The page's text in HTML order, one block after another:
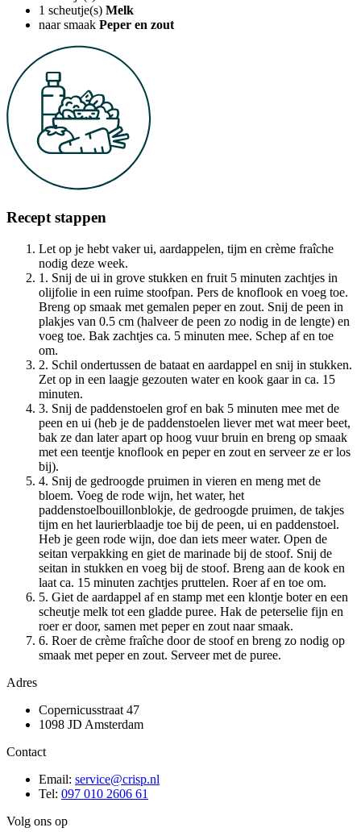
1 scheutje(s) Melk
naar smaak Peper en zout
Recept stappen
Let op je hebt vaker ui, aardappelen, tijm en crème fraîche
nodig deze week.
1. Snij de ui in grove stukken en fruit 5 minuten zachtjes in
olijfolie in een ruime stoofpan. Pers de knoflook en voeg toe.
Breng op smaak met gemalen peper en zout. Snij de peen in
plakjes van 0.5 cm (halveer de peen zo nodig in de lengte) en
voeg toe. Bak zachtjes ca. 5 minuten mee. Schep af en toe
om.
2. Schil ondertussen de bataat en aardappel en snij in stukken.
Zet op in een laagje gezouten water en kook gaar in ca. 15
minuten.
3. Snij de paddenstoelen grof en bak 5 minuten mee met de
peen en ui (heb je de paddenstoelen liever met wat meer beet,
bak ze dan later apart op hoog vuur bruin en breng op smaak
met een teentje knoflook en peper en zout en serveer ze er los
bij).
4. Snij de gedroogde pruimen in vieren en meng met de
bloem. Voeg de rode wijn, het water, het
paddenstoelbouillonblokje, de gedroogde pruimen, de takjes
tijm en het laurierblaadje toe bij de peen, ui en paddenstoel.
Heb je geen rode wijn, doe dan iets meer water. Open de
seitan verpakking en giet de marinade bij de stoof. Snij de
seitan in stukken en voeg bij de stoof. Breng aan de kook en
laat ca. 15 minuten zachtjes pruttelen. Roer af en toe om.
5. Giet de aardappel af en stamp met een klontje boter en een
scheutje melk tot een gladde puree. Hak de peterselie fijn en
roer er door, samen met peper en zout naar smaak.
6. Roer de crème fraîche door de stoof en breng zo nodig op
smaak met peper en zout. Serveer met de puree.
Adres
Copernicusstraat 47
1098 JD Amsterdam
Contact
Email: service@crisp.nl
Tel: 097 010 2606 61
Volg ons op